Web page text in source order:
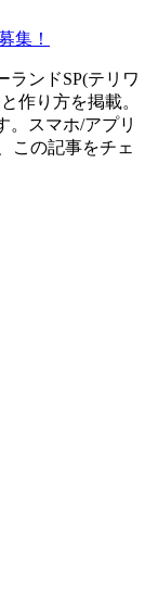
集！
ランドSP(テリワ
作り方を掲載。
。スマホ/アプリ
この記事をチェ